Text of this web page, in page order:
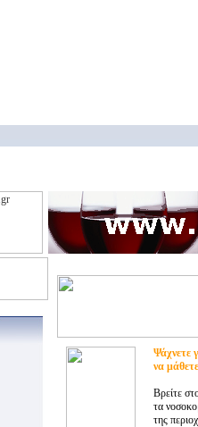
Ψάχνετε
να
Βρείτε
τα
της